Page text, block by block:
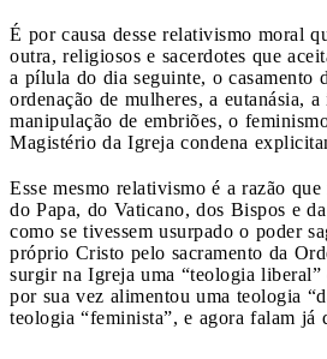
É por causa desse relativismo moral
outra, religiosos e sacerdotes que
a pílula do dia seguinte, o casamento
ordenação de mulheres, a eutanásia,
manipulação de embriões, o
Magistério da Igreja condena
Esse mesmo relativismo é a razão
do Papa, do Vaticano, dos Bispos e
como se tivessem usurpado o poder
próprio Cristo pelo sacramento da
surgir na Igreja uma “teologia
por sua vez alimentou uma teologia
teologia “feminista”, e agora falam já